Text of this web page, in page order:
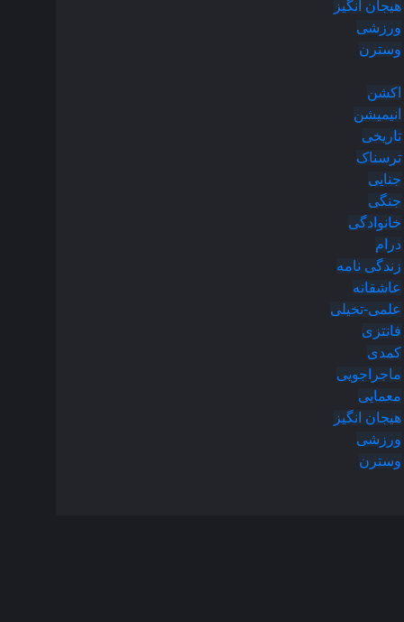
هیجان انگیز
ورزشی
وسترن
اکشن
انیمیشن
تاریخی
ترسناک
جنایی
جنگی
خانوادگی
درام
زندگی نامه
عاشقانه
علمی-تخیلی
فانتزی
کمدی
ماجراجویی
معمایی
هیجان انگیز
ورزشی
وسترن